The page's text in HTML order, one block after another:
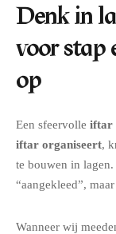
Denk in
voor stap
op
Een sfeervolle iftar
iftar organiseert,
te bouwen in
“aangekleed”,
Wanneer wij